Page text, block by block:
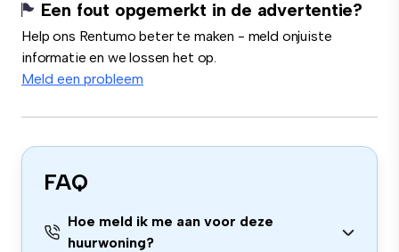
Een fout opgemerkt in de advertentie?
Help ons Rentumo beter te maken - meld onjuiste
informatie en we lossen het op.
Meld een probleem
FAQ
Hoe meld ik me aan voor deze
huurwoning?